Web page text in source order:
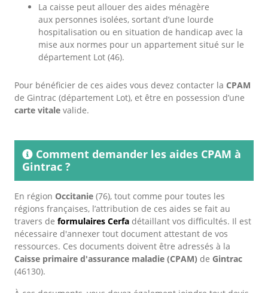
La caisse peut allouer des aides ménagère
aux personnes isolées, sortant d’une lourde
hospitalisation ou en situation de handicap avec la
mise aux normes pour un appartement situé sur le
département Lot (46).
Pour bénéficier de ces aides vous devez contacter la CPAM
de Gintrac (département Lot), et être en possession d’une
carte vitale valide.
Comment demander les aides CPAM à
Gintrac ?
En région Occitanie (76), tout comme pour toutes les
régions françaises, l’attribution de ces aides se fait au
travers de formulaires Cerfa détaillant vos difficultés. Il est
nécessaire d'annexer tout document attestant de vos
ressources. Ces documents doivent être adressés à la
Caisse primaire d'assurance maladie (CPAM) de Gintrac
(46130).